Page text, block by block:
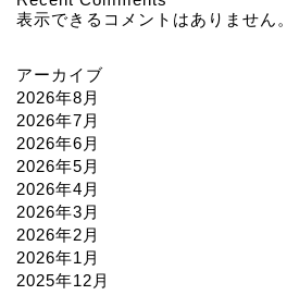
表示できるコメントはありません。
アーカイブ
2026年8月
2026年7月
2026年6月
2026年5月
2026年4月
2026年3月
2026年2月
2026年1月
2025年12月